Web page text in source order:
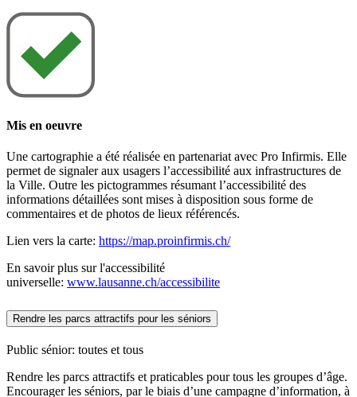
Mis en oeuvre
Une cartographie a été réalisée en partenariat avec Pro Infirmis. Elle
permet de signaler aux usagers l’accessibilité aux infrastructures de
la Ville. Outre les pictogrammes résumant l’accessibilité des
informations détaillées sont mises à disposition sous forme de
commentaires et de photos de lieux référencés.
Lien vers la carte: https://map.proinfirmis.ch/
En savoir plus sur l'accessibilité
universelle: www.lausanne.ch/accessibilite
Rendre les parcs attractifs pour les séniors
Public sénior: toutes et tous
Rendre les parcs attractifs et praticables pour tous les groupes d’âge.
Encourager les séniors, par le biais d’une campagne d’information, à